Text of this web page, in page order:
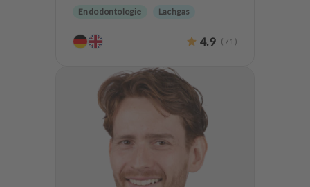
Endodontologie
Lachgas
4.9 ( 71 )